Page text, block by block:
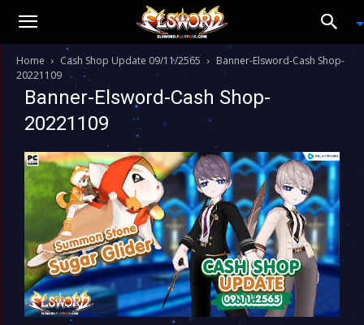
Home Cash Shop Update 09/11/2565
Banner-Elsword-Cash Shop-
20221109
Banner-Elsword-Cash Shop-
20221109